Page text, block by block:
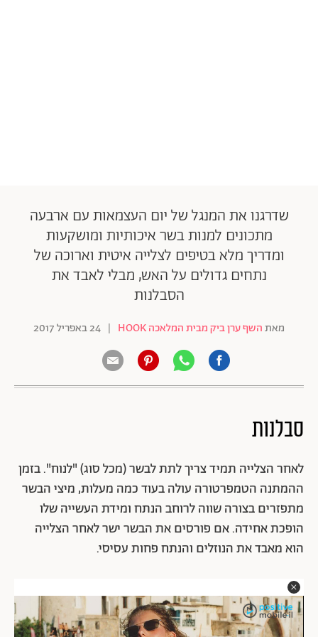
שדרגנו את המנגל של יום העצמאות עם ארבעה
מתכונים למנות בשר איכותיות ומושקעות
ומדריך מלא בטיפים לצלייה איטית וארוכה של
נתחים גדולים על האש, מבלי לאבד את
הסבלנות
מאתהשף ערן ביק מבית המלאכה HOOK | 24 באפריל 2017
סבלנות
לאחר הצלייה תמיד צריך לתת לבשר (מכל סוג) "לנוח". בזמן
ההמתנה הטמפרטורה עולה בעוד כמה מעלות, מיצי הבשר
מתפזרים בצורה שווה לרוחב הנתח ומידת העשייה שלו
הופכת אחידה. אם פורסים את הבשר ישר לאחר הצלייה
הוא מאבד את הנוזלים והנתח פחות עסיסי.